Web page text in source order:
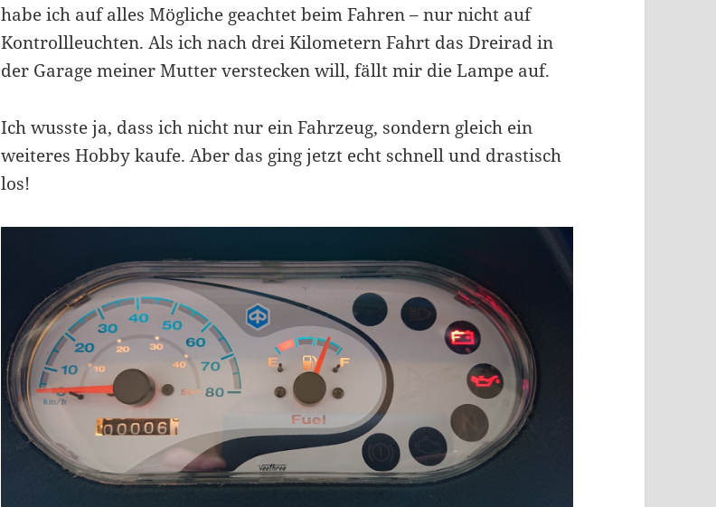
habe ich auf alles Mögliche geachtet beim Fahren – nur nicht auf
Kontrollleuchten. Als ich nach drei Kilometern Fahrt das Dreirad in
der Garage meiner Mutter verstecken will, fällt mir die Lampe auf.
Ich wusste ja, dass ich nicht nur ein Fahrzeug, sondern gleich ein
weiteres Hobby kaufe. Aber das ging jetzt echt schnell und drastisch
los!